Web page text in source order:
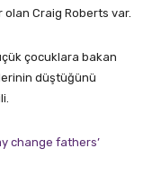
Craig Roberts var.
çocuklara bakan
düştüğünü
change fathers’